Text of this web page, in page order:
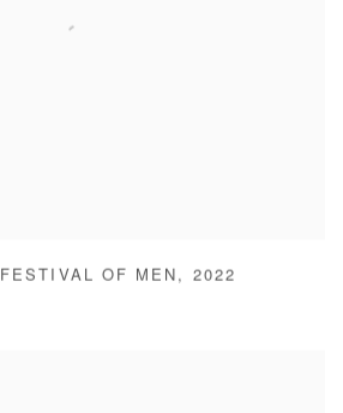
FESTIVAL OF MEN , 2022